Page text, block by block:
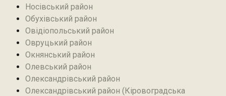
Носівський район
Обухівський район
Овідіопольський район‎
Овруцький район‎
Окнянський район
Олевський район‎
Олександрівський район
Олександрівський район (Кіровоградська